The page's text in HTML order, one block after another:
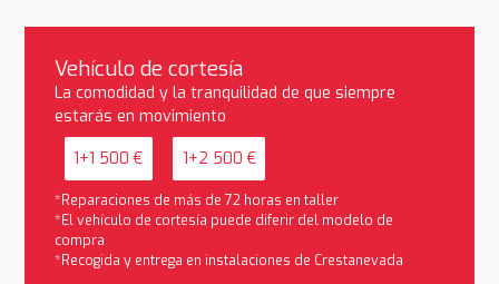
Vehículo de cortesía
La comodidad y la tranquilidad de que siempre
estarás en movimiento
1+1 500 € 1+2 500 €
*Reparaciones de más de 72 horas en taller
*El vehículo de cortesía puede diferir del modelo de
compra
*Recogida y entrega en instalaciones de Crestanevada